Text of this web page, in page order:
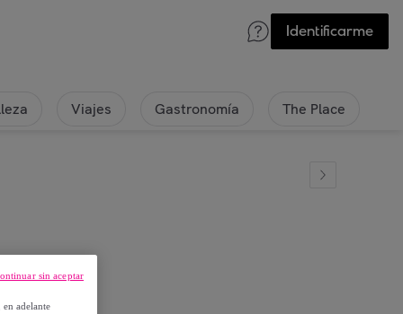
Identificarme
Viajes Gastronomía The Place
adelante
sin aceptar